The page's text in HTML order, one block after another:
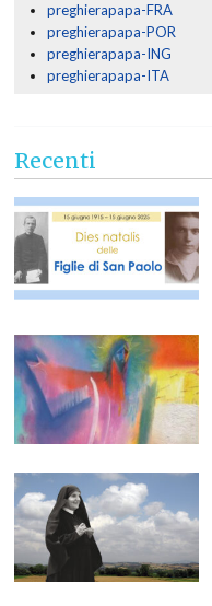
preghierapapa-FRA
preghierapapa-POR
preghierapapa-ING
preghierapapa-ITA
Recenti